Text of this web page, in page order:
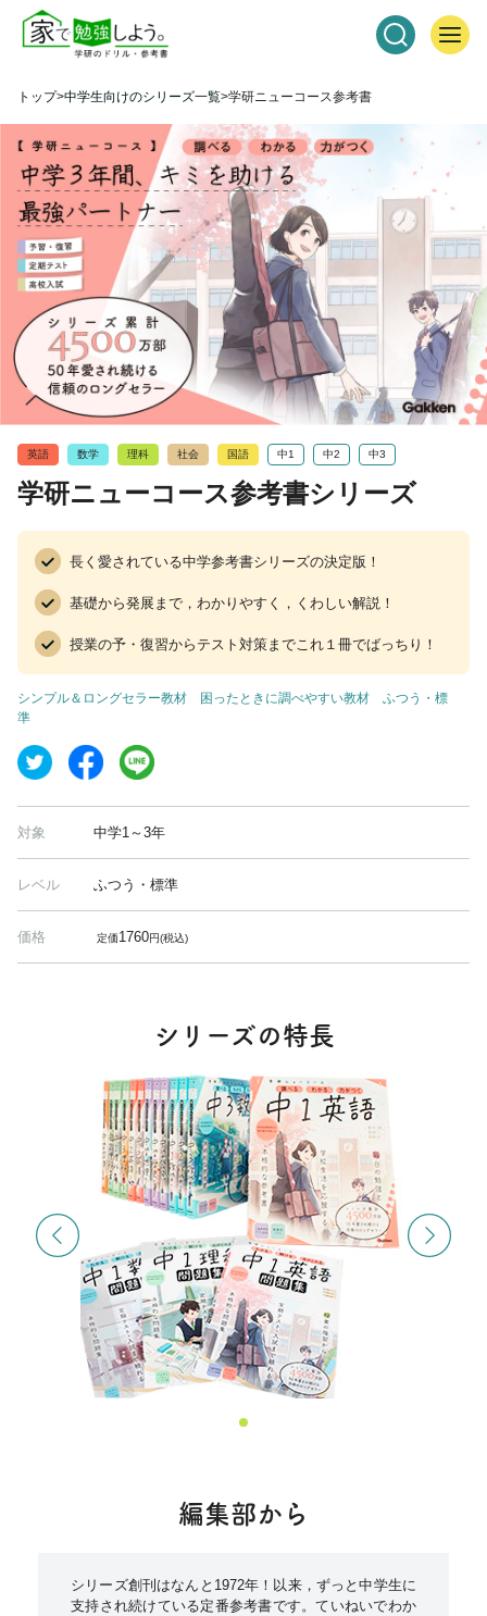
トップ 中学生向けのシリーズ一覧 学研ニューコース参考書
英語 数学 理科 社会 国語 中1 中2 中3
学研ニューコース参考書シリーズ
長く愛されている中学参考書シリーズの決定版！
基礎から発展まで，わかりやすく，くわしい解説！
授業の予・復習からテスト対策までこれ１冊でばっちり！
シンプル＆ロングセラー教材 困ったときに調べやすい教材
ふつう・標
準
対象 中学1～3年
レベル ふつう・標準
価格 定価1760円(税込)
シリーズの特長
編集部から
シリーズ創刊はなんと1972年！以来，ずっと中学生に
支持され続けている定番参考書です。ていねいでわか